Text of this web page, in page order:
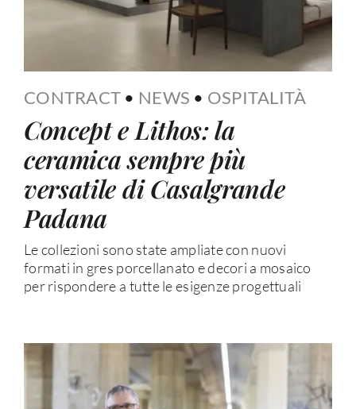
CONTRACT • NEWS • OSPITALITÀ
Concept e Lithos: la
ceramica sempre più
versatile di Casalgrande
Padana
Le collezioni sono state ampliate con nuovi
formati in gres porcellanato e decori a mosaico
per rispondere a tutte le esigenze progettuali